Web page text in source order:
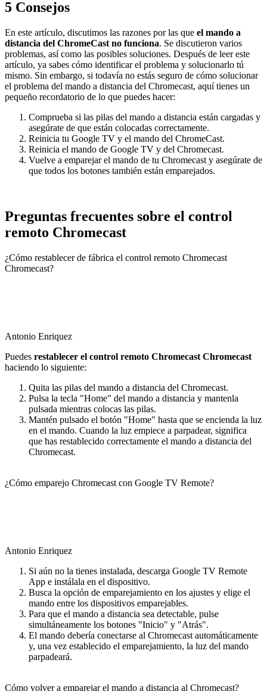
5 Consejos
En este artículo, discutimos las razones por las que el mando a
distancia del ChromeCast no funciona. Se discutieron varios
problemas, así como las posibles soluciones. Después de leer este
artículo, ya sabes cómo identificar el problema y solucionarlo tú
mismo. Sin embargo, si todavía no estás seguro de cómo solucionar
el problema del mando a distancia del Chromecast, aquí tienes un
pequeño recordatorio de lo que puedes hacer:
Comprueba si las pilas del mando a distancia están cargadas y
asegúrate de que están colocadas correctamente.
Reinicia tu Google TV y el mando del ChromeCast.
Reinicia el mando de Google TV y del Chromecast.
Vuelve a emparejar el mando de tu Chromecast y asegúrate de
que todos los botones también están emparejados.
Preguntas frecuentes sobre el control
remoto Chromecast
¿Cómo restablecer de fábrica el control remoto Chromecast
Chromecast?
Antonio Enriquez
Puedes restablecer el control remoto Chromecast Chromecast
haciendo lo siguiente:
Quita las pilas del mando a distancia del Chromecast.
Pulsa la tecla "Home" del mando a distancia y mantenla
pulsada mientras colocas las pilas.
Mantén pulsado el botón "Home" hasta que se encienda la luz
en el mando. Cuando la luz empiece a parpadear, significa
que has restablecido correctamente el mando a distancia del
Chromecast.
¿Cómo emparejo Chromecast con Google TV Remote?
Antonio Enriquez
Si aún no la tienes instalada, descarga Google TV Remote
App e instálala en el dispositivo.
Busca la opción de emparejamiento en los ajustes y elige el
mando entre los dispositivos emparejables.
Para que el mando a distancia sea detectable, pulse
simultáneamente los botones "Inicio" y "Atrás".
El mando debería conectarse al Chromecast automáticamente
y, una vez establecido el emparejamiento, la luz del mando
parpadeará.
Cómo volver a emparejar el mando a distancia al Chromecast?